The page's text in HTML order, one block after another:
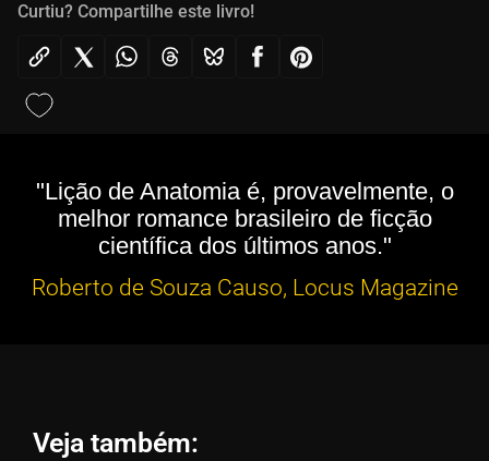
Curtiu? Compartilhe este livro!
"Lição de Anatomia é, provavelmente, o
melhor romance brasileiro de ficção
científica dos últimos anos."
Roberto de Souza Causo, Locus Magazine
Veja também: